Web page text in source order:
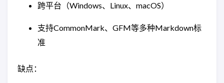
跨平台（Windows、Linux、macOS）
支持CommonMark、GFM等多种Markdown标
准
缺点：